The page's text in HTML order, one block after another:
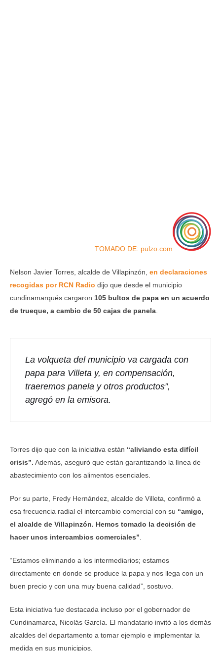
TOMADO DE: pulzo.com
Nelson Javier Torres, alcalde de Villapinzón, en declaraciones
recogidas por RCN Radio dijo que desde el municipio
cundinamarqués cargaron 105 bultos de papa en un acuerdo
de trueque, a cambio de 50 cajas de panela
La volqueta del municipio va cargada con
papa para Villeta y, en compensación,
traeremos panela y otros productos”,
agregó en la emisora.
Torres dijo que con la iniciativa están “aliviando esta difícil
crisis”. Además, aseguró que están garantizando la línea de
abastecimiento con los alimentos esenciales.
Por su parte, Fredy Hernández, alcalde de Villeta, confirmó a
esa frecuencia radial el intercambio comercial con su “amigo,
el alcalde de Villapinzón. Hemos tomado la decisión de
hacer unos intercambios comerciales”
“Estamos eliminando a los intermediarios; estamos
directamente en donde se produce la papa y nos llega con un
buen precio y con una muy buena calidad”, sostuvo.
Esta iniciativa fue destacada incluso por el gobernador de
Cundinamarca, Nicolás García. El mandatario invitó a los demás
alcaldes del departamento a tomar ejemplo e implementar la
medida en sus municipios.